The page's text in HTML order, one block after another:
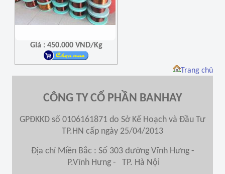
Giá : 450.000 VND/Kg
Trang chủ
CÔNG TY CỔ PHẦN BANHAY
GPĐKKD số 0106161871 do Sở Kế Hoạch và Đầu Tư
TP.HN cấp ngày 25/04/2013
Địa chỉ Miền Bắc : Số 303 đường Vĩnh Hưng -
P.Vĩnh Hưng - TP. Hà Nội